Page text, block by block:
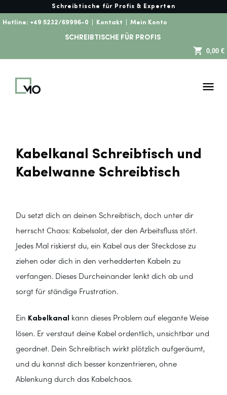
Schreibtische für Profis & Experten
Hotline: +49 5232/69996-0 Kontakt Mein Konto
SCHREIBTISCHE FÜR PROFIS
0,00 €
Kabelkanal Schreibtisch und
Kabelwanne Schreibtisch
Du setzt dich an deinen Schreibtisch, doch unter dir
herrscht Chaos: Kabelsalat, der den Arbeitsfluss stört.
Jedes Mal riskierst du, ein Kabel aus der Steckdose zu
ziehen oder dich in den verhedderten Kabeln zu
verfangen. Dieses Durcheinander lenkt dich ab und
sorgt für ständige Frustration.
Ein Kabelkanal kann dieses Problem auf elegante Weise
lösen. Er verstaut deine Kabel ordentlich, unsichtbar und
geordnet. Dein Schreibtisch wirkt plötzlich aufgeräumt,
und du kannst dich besser konzentrieren, ohne
Ablenkung durch das Kabelchaos.